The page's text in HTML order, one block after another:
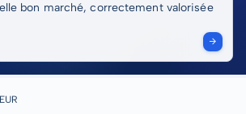
bon marché, correctement valorisée